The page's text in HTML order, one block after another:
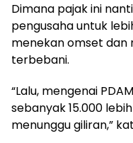
Dimana pajak ini
pengusaha untuk
menekan omset
terbebani.
“Lalu, mengenai
sebanyak 15.000
menunggu giliran,”